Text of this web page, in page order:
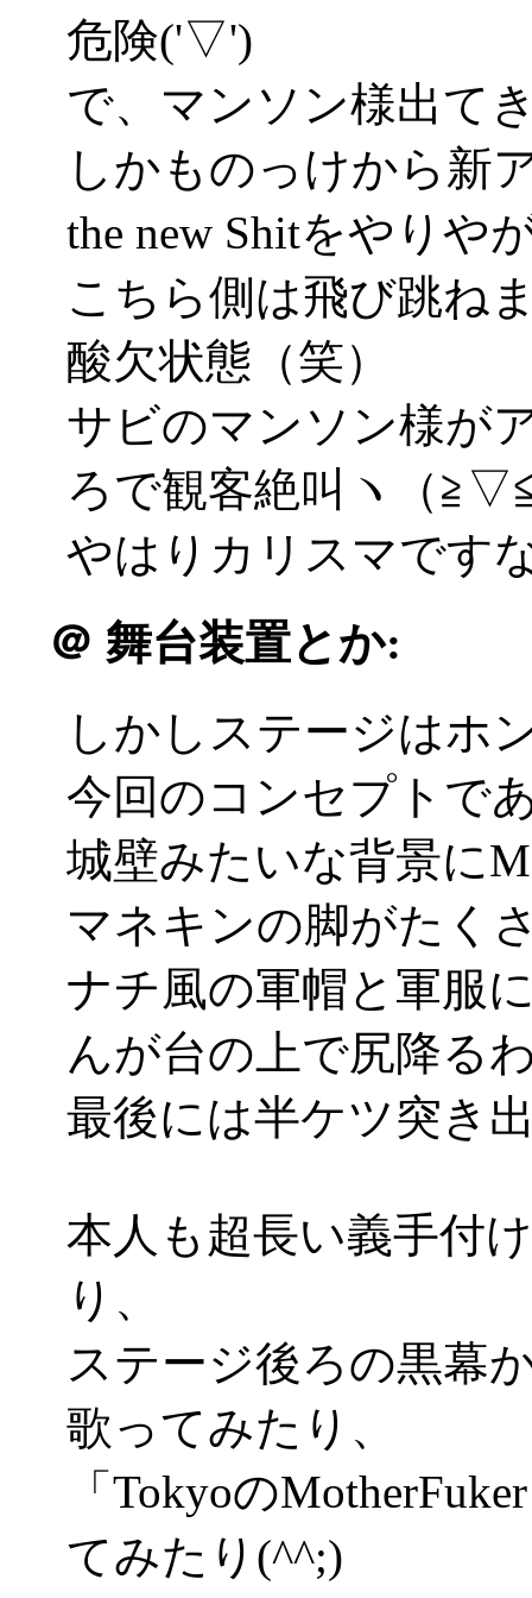
危険('▽')
で、マンソン様出て
しかものっけから新
the new Shitをやりや
こちら側は飛び跳ね
酸欠状態（笑）
サビのマンソン様が
ろで観客絶叫ヽ（
やはりカリスマです
＠ 舞台装置とか:
しかしステージはホ
今回のコンセプトで
城壁みたいな背景に
マネキンの脚がたく
ナチ風の軍帽と軍服
んが台の上で尻降る
最後には半ケツ突き
本人も超長い義手付
り、
ステージ後ろの黒幕
歌ってみたり、
「Tokyoの
てみたり(^^;)